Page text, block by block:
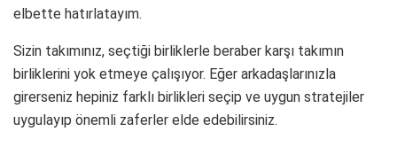
elbette hatırlatayım.
Sizin takımınız, seçtiği birliklerle beraber karşı takımın
birliklerini yok etmeye çalışıyor. Eğer arkadaşlarınızla
girerseniz hepiniz farklı birlikleri seçip ve uygun stratejiler
uygulayıp önemli zaferler elde edebilirsiniz.